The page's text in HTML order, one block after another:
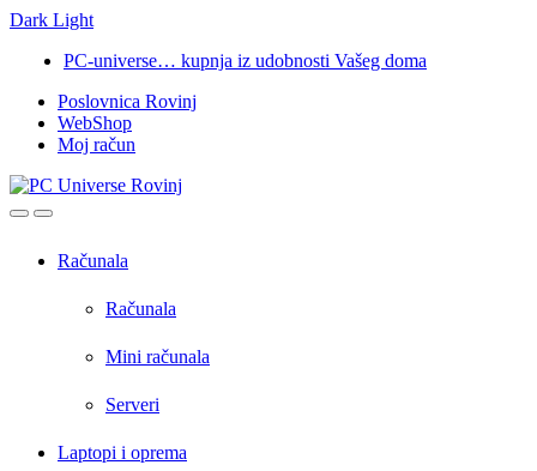
Dark Light
navigation
content
PC-universe… kupnja iz udobnosti Vašeg doma
Poslovnica Rovinj
WebShop
Moj račun
OpenClose
Računala
Računala
Mini računala
Serveri
Laptopi i oprema